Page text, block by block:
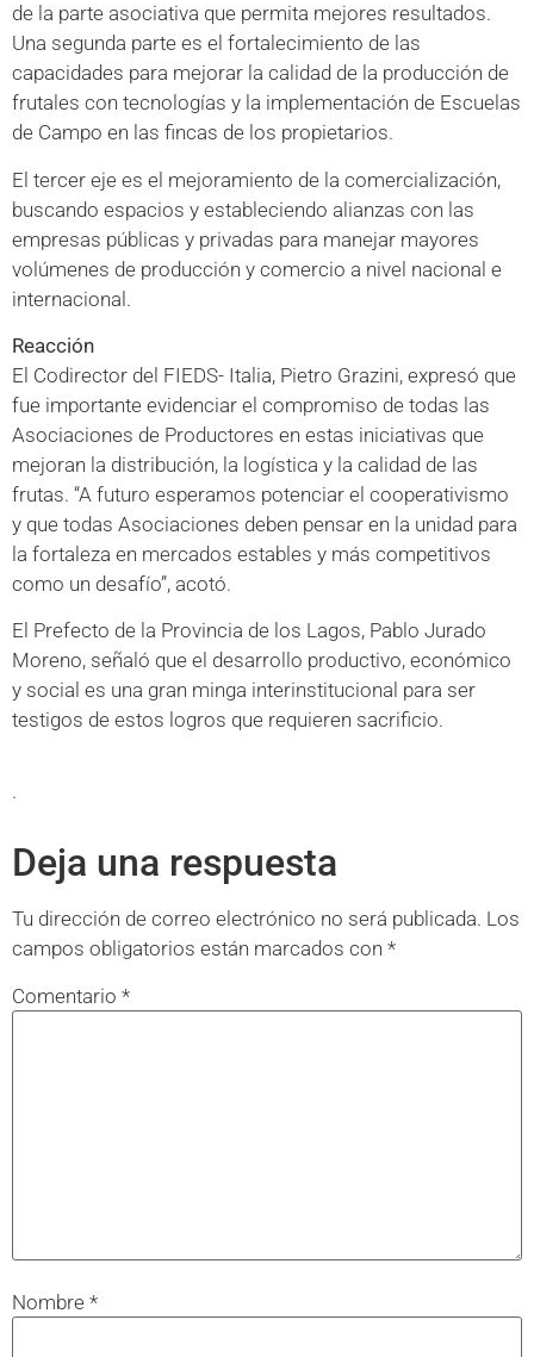
de la parte asociativa que permita mejores resultados.
Una segunda parte es el fortalecimiento de las
capacidades para mejorar la calidad de la producción de
frutales con tecnologías y la implementación de Escuelas
de Campo en las fincas de los propietarios.
El tercer eje es el mejoramiento de la comercialización,
buscando espacios y estableciendo alianzas con las
empresas públicas y privadas para manejar mayores
volúmenes de producción y comercio a nivel nacional e
internacional.
Reacción
El Codirector del FIEDS- Italia, Pietro Grazini, expresó que
fue importante evidenciar el compromiso de todas las
Asociaciones de Productores en estas iniciativas que
mejoran la distribución, la logística y la calidad de las
frutas. “A futuro esperamos potenciar el cooperativismo
y que todas Asociaciones deben pensar en la unidad para
la fortaleza en mercados estables y más competitivos
como un desafío”, acotó.
El Prefecto de la Provincia de los Lagos, Pablo Jurado
Moreno, señaló que el desarrollo productivo, económico
y social es una gran minga interinstitucional para ser
testigos de estos logros que requieren sacrificio.
.
Deja una respuesta
Tu dirección de correo electrónico no será publicada. Los
campos obligatorios están marcados con *
Comentario *
Nombre *